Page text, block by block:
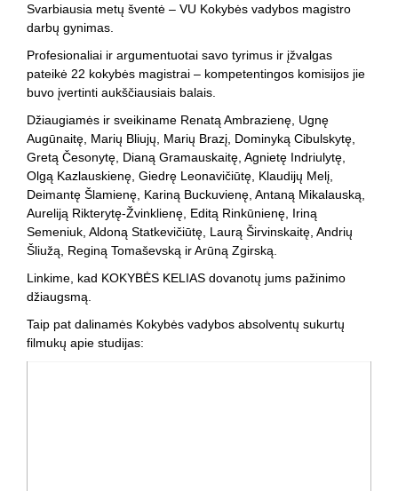
Svarbiausia metų šventė – VU Kokybės vadybos magistro
darbų gynimas.
Profesionaliai ir argumentuotai savo tyrimus ir įžvalgas
pateikė 22 kokybės magistrai – kompetentingos komisijos jie
buvo įvertinti aukščiausiais balais.
Džiaugiamės ir sveikiname Renatą Ambrazienę, Ugnę
Augūnaitę, Marių Bliujų, Marių Brazį, Dominyką Cibulskytę,
Gretą Česonytę, Dianą Gramauskaitę, Agnietę Indriulytę,
Olgą Kazlauskienę, Giedrę Leonavičiūtę, Klaudijų Melį,
Deimantę Šlamienę, Kariną Buckuvienę, Antaną Mikalauską,
Aureliją Rikterytę-Žvinklienę, Editą Rinkūnienę, Iriną
Semeniuk, Aldoną Statkevičiūtę, Laurą Širvinskaitę, Andrių
Šliužą, Reginą Tomaševską ir Arūną Zgirską.
Linkime, kad KOKYBĖS KELIAS dovanotų jums pažinimo
džiaugsmą.
Taip pat dalinamės Kokybės vadybos absolventų sukurtų
filmukų apie studijas: